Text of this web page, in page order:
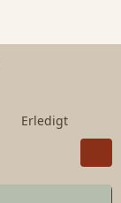
Erledigt